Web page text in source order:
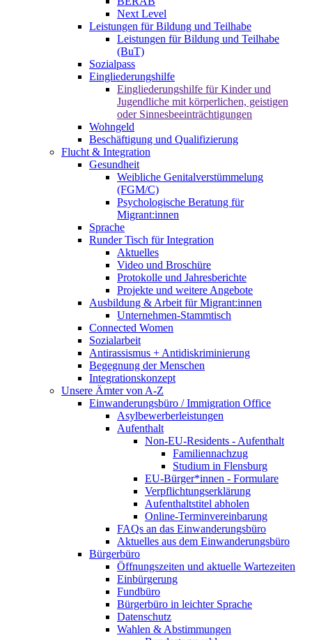
Next Level
Leistungen für Bildung und Teilhabe
Leistungen für Bildung und Teilhabe
(BuT)
Sozialpass
Eingliederungshilfe
Eingliederungshilfe für Kinder und
Jugendliche mit körperlichen, geistigen
oder Sinnesbeeinträchtigungen
Wohngeld
Beschäftigung und Qualifizierung
Flucht & Integration
Gesundheit
Weibliche Genitalverstümmelung
(FGM/C)
Psychologische Beratung für
Migrant:innen
Sprache
Runder Tisch für Integration
Aktuelles
Video und Broschüre
Protokolle und Jahresberichte
Projekte und weitere Angebote
Ausbildung & Arbeit für Migrant:innen
Unternehmen-Stammtisch
Connected Women
Sozialarbeit
Antirassismus + Antidiskriminierung
Begegnung der Menschen
Integrationskonzept
Unsere Ämter von A-Z
Einwanderungsbüro / Immigration Office
Asylbewerberleistungen
Aufenthalt
Non-EU-Residents - Aufenthalt
Familiennachzug
Studium in Flensburg
EU-Bürger*innen - Formulare
Verpflichtungserklärung
Aufenthaltstitel abholen
Online-Terminvereinbarung
FAQs an das Einwanderungsbüro
Aktuelles aus dem Einwanderungsbüro
Bürgerbüro
Öffnungszeiten und aktuelle Wartezeiten
Einbürgerung
Fundbüro
Bürgerbüro in leichter Sprache
Datenschutz
Wahlen & Abstimmungen